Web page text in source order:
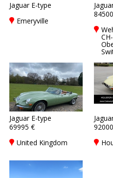
Jaguar E-type
Emeryville
Jaguar E-type
69995 €
United Kingdom